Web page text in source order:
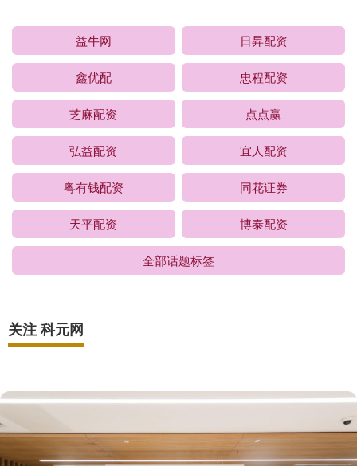
益牛网 日昇配资
鑫优配 忠程配资
芝麻配资 点点赢
弘益配资 宜人配资
粤有钱配资 同花证券
天平配资 博泰配资
全部话题标签
关注 科元网